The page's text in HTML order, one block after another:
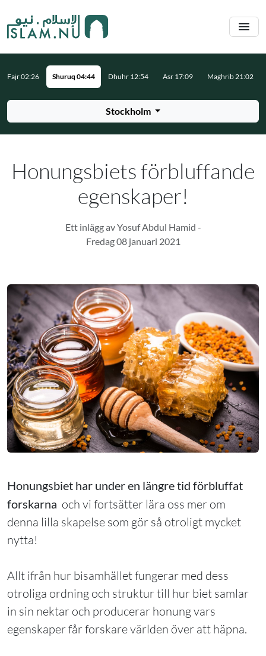
Stockholm
Fajr 02:26 Shuruq 04:44 Dhuhr 12:54 Asr 17:09 Maghrib 21:02
Honungsbiets förbluffande
egenskaper!
Ett inlägg av Yosuf Abdul Hamid -
Fredag 08 januari 2021
Honungsbiet har under en längre tid förbluffat
forskarna och vi fortsätter lära oss mer om
denna lilla skapelse som gör så otroligt mycket
nytta!
Allt ifrån hur bisamhället fungerar med dess
otroliga ordning och struktur till hur biet samlar
in sin nektar och producerar honung vars
egenskaper får forskare världen över att häpna.